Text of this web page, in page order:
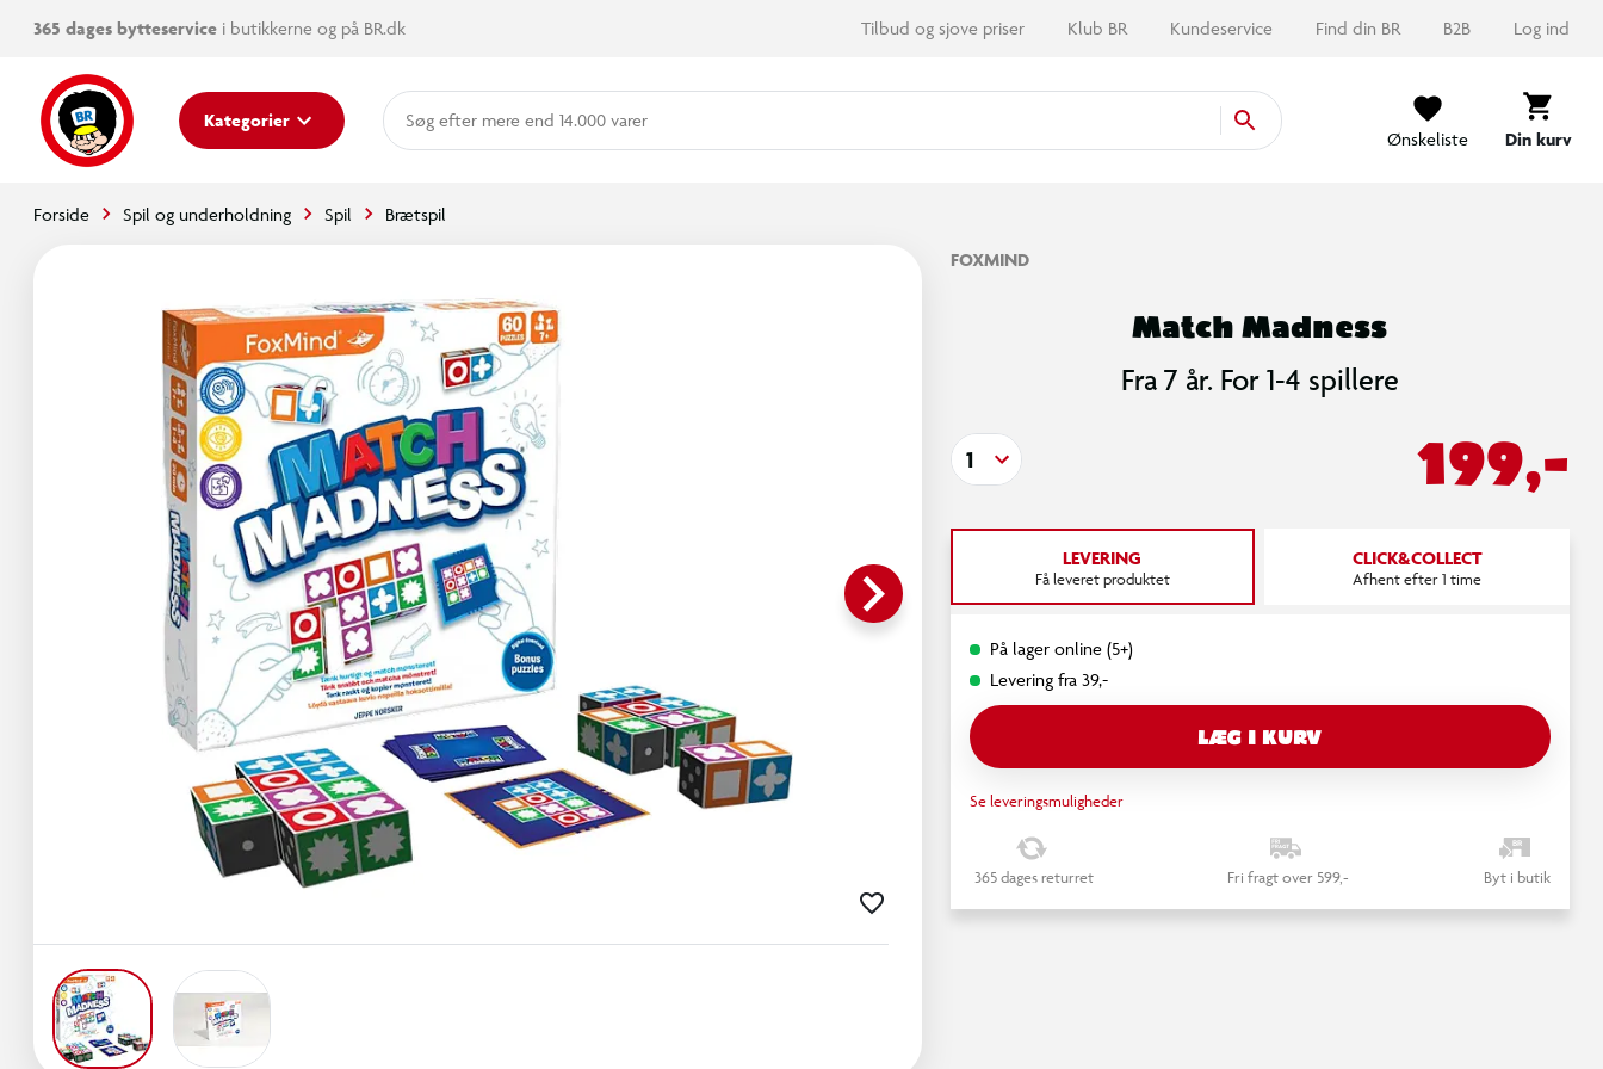
365 dages bytteservice i butikkerne og på BR.dk Tilbud og sjove priser Klub BR Kundeservice Find din BR B2B Log ind
Kategorier
mere end 14.000 varer
Ønskeliste
Din kurv
Forside Spil og underholdning Spil Brætspil
keyboard_arrow_right
FOXMIND
Match Madness
Fra 7 år. For 1-4 spillere
199,-
1
LEVERING
Få leveret produktet
CLICK&COLLECT
Afhent efter 1 time
På lager online (5+)
Levering fra 39,-
LÆG I KURV
Se leveringsmuligheder
365 dages returret Fri fragt over 599,- Byt i butik